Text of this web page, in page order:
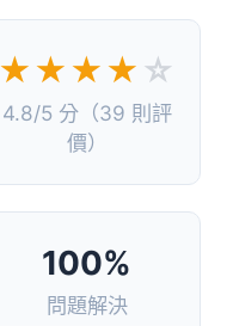
★★★★ ☆
4.8/5 分（39 則評
價）
100%
問題解決